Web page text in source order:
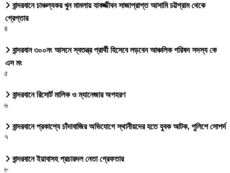
বান্দরবানে চাঞ্চল্যকর খুন মামলায় যাবজ্জীবন সাজাপ্রাপ্ত আসামি চট্টগ্রাম থেকে
গ্রেপ্তার
৪
বান্দরবান ৩০০নং আসনে স্বতন্ত্র প্রার্থী হিসেবে লড়বেন আঞ্চলিক পরিষদ সদস্য কে
এস মং
৫
বান্দরবানে রিসোর্ট মালিক ও ম্যানেজার অপহরণ
৬
বান্দরবানে প্রকাশ্যে চাঁদাবাজির অভিযোগে স্থানীয়দের হতে যুবক আটক, পুলিশে সোপর্দ
৭
বান্দরবানে ইয়াবাসহ প্রচারদল নেতা গ্রেফতার
৮